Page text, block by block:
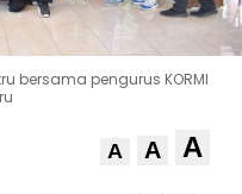
bersama pengurus KORMI
A A A